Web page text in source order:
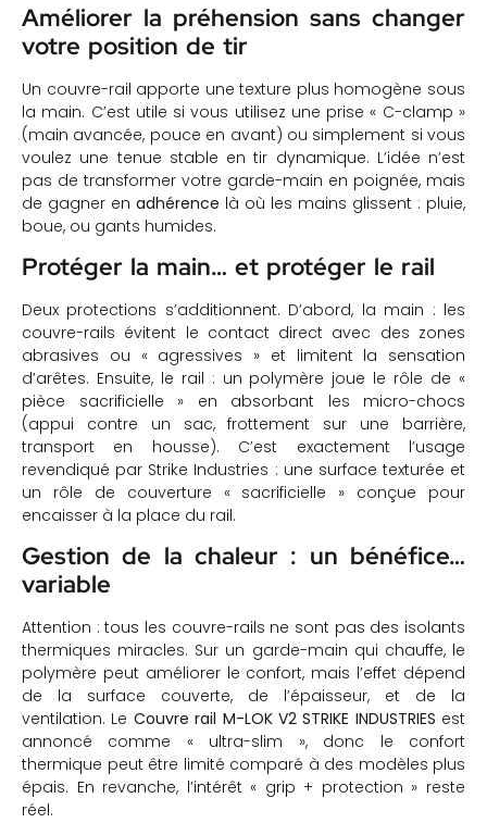
Améliorer la préhension sans changer
votre position de tir
Un couvre-rail apporte une texture plus homogène sous
la main. C’est utile si vous utilisez une prise « C-clamp »
(main avancée, pouce en avant) ou simplement si vous
voulez une tenue stable en tir dynamique. L’idée n’est
pas de transformer votre garde-main en poignée, mais
de gagner en adhérence là où les mains glissent : pluie,
boue, ou gants humides.
Protéger la main… et protéger le rail
Deux protections s’additionnent. D’abord, la main : les
couvre-rails évitent le contact direct avec des zones
abrasives ou « agressives » et limitent la sensation
d’arêtes. Ensuite, le rail : un polymère joue le rôle de «
pièce sacrificielle » en absorbant les micro-chocs
(appui contre un sac, frottement sur une barrière,
transport en housse). C’est exactement l’usage
revendiqué par Strike Industries : une surface texturée et
un rôle de couverture « sacrificielle » conçue pour
encaisser à la place du rail.
Gestion de la chaleur : un bénéfice…
variable
Attention : tous les couvre-rails ne sont pas des isolants
thermiques miracles. Sur un garde-main qui chauffe, le
polymère peut améliorer le confort, mais l’effet dépend
de la surface couverte, de l’épaisseur, et de la
ventilation. Le Couvre rail M-LOK V2 STRIKE INDUSTRIES est
annoncé comme « ultra-slim », donc le confort
thermique peut être limité comparé à des modèles plus
épais. En revanche, l’intérêt « grip + protection » reste
réel.